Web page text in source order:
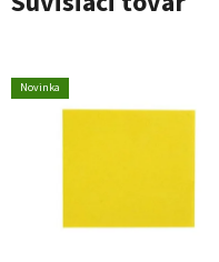
Novinka